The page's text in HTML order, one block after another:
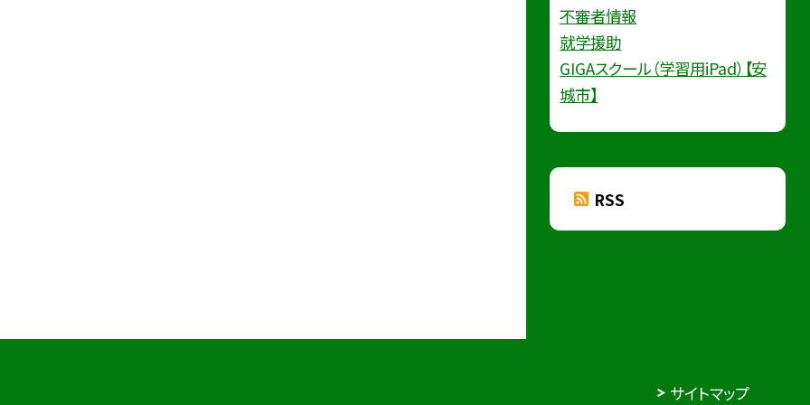
不審者情報
就学援助
GIGAスクール（学習用iPad）【安
城市】
RSS
サイトマップ